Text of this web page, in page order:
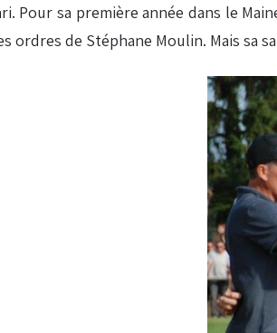
Pour sa première année dans le
ordres de Stéphane Moulin. Mais sa